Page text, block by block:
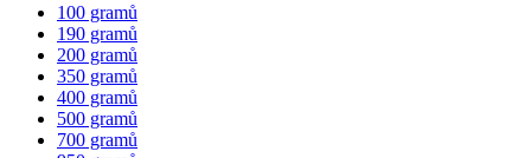
100 gramů
190 gramů
200 gramů
350 gramů
400 gramů
500 gramů
700 gramů